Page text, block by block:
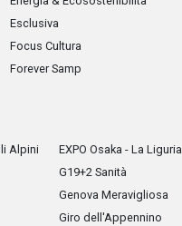
Esclusiva
Focus Cultura
Forever Samp
Alpini
EXPO Osaka - La Liguria
G19+2 Sanità
Genova Meravigliosa
Giro dell'Appennino